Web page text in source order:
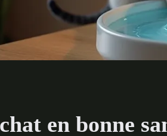
en bonne